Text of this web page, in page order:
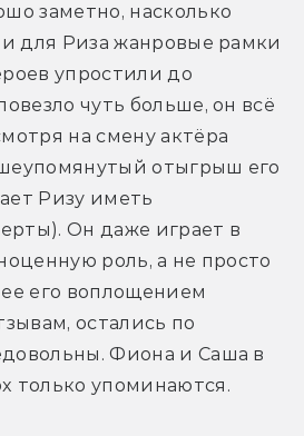
заметно, насколько
для Риза жанровые рамки
упростили до
чуть больше, он всё
на смену актёра
отыгрыш его
Ризу иметь
Он даже играет в
роль, а не просто
его воплощением
остались по
Фиона и Саша в
только упоминаются.